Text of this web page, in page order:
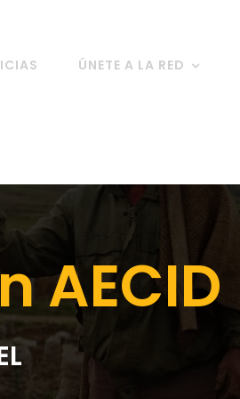
ÚNETE A LA RED
AECID